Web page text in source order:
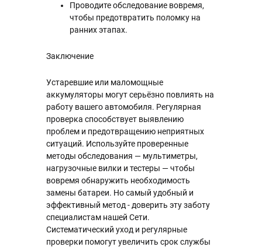
Проводите обследование вовремя,
чтобы предотвратить поломку на
ранних этапах.
Заключение
Устаревшие или маломощные
аккумуляторы могут серьёзно повлиять на
работу вашего автомобиля. Регулярная
проверка способствует выявлению
проблем и предотвращению неприятных
ситуаций. Используйте проверенные
методы обследования — мультиметры,
нагрузочные вилки и тестеры — чтобы
вовремя обнаружить необходимость
замены батареи. Но самый удобный и
эффективный метод - доверить эту заботу
специалистам нашей Сети.
Систематический уход и регулярные
проверки помогут увеличить срок службы